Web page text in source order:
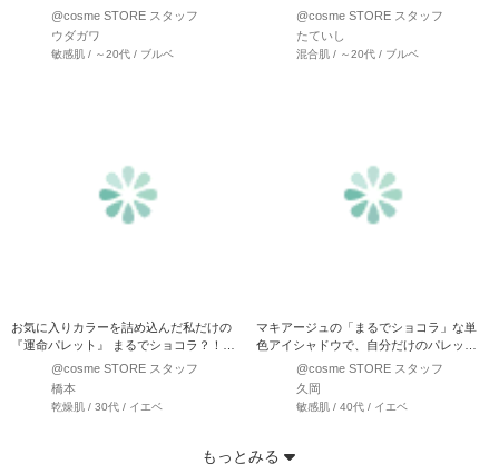
きな色×ブラウ…
@cosme STORE スタッフ
ウダガワ
敏感肌 / ～20代 / ブルベ
トをカスタマイズ♪ …
@cosme STORE スタッフ
たていし
混合肌 / ～20代 / ブルベ
お気に入りカラーを詰め込んだ私だけの
『運命パレット』 まるでショコラ？！な
アイシャドウは可愛…
@cosme STORE スタッフ
橋本
乾燥肌 / 30代 / イエベ
マキアージュの「まるでショコラ」な単
色アイシャドウで、自分だけのパレット
作ってみました♪ 新作の…
@cosme STORE スタッフ
久岡
敏感肌 / 40代 / イエベ
もっとみる